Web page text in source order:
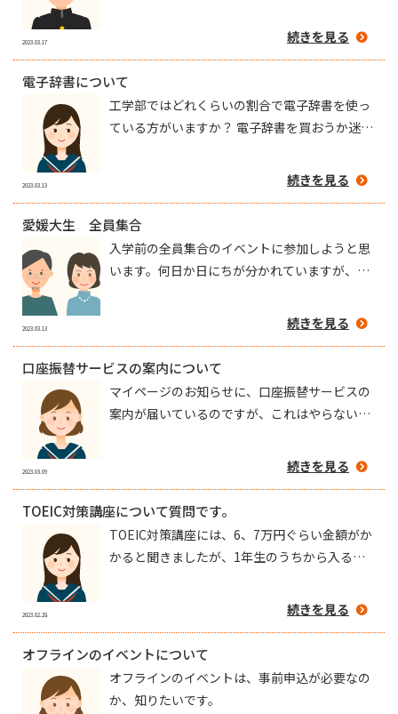
2023.03.17 続きを見る
電子辞書について
2023.03.13
工学部ではどれくらいの割合で電子辞書を使っ
ている方がいますか？ 電子辞書を買おうか迷っ
続きを見る
愛媛大生 全員集合
2023.03.13
入学前の全員集合のイベントに参加しようと思
います。何日か日にちが分かれていますが、そ
達もできると思うので、参加人数が多い日がい
えていただけたらと思います。よろしくお願い
続きを見る
口座振替サービスの案内について
2023.03.09
マイページのお知らせに、口座振替サービスの
案内が届いているのですが、これはやらないと
続きを見る
TOEIC対策講座について質問です。
2023.02.28
TOEIC対策講座には、6、7万円ぐらい金額がか
かると聞きましたが、1年生のうちから入るた
ょうか？ぜひ、意見を参考にさせてください☺️
加したいと思っているのですが、2年生になっ
てから海外研修に参加するとしても、入学後す
ぐにバイトを始めないと、間に合わないんでし
続きを見る
オフラインのイベントについて
オフラインのイベントは、事前申込が必要なの
か、知りたいです。